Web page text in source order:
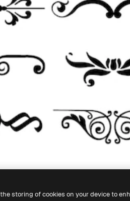
storing of cookies on your device to